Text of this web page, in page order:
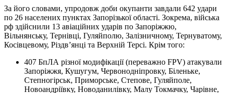
За його словами, упродовж доби окупанти завдали 642 удари
по 26 населених пунктах Запорізької області. Зокрема, війська
рф здійснили 13 авіаційних ударів по Запоріжжю,
Вільнянську, Тернівці, Гуляйполю, Залізничному, Тернуватому,
Косівцевому, Різдв’янці та Верхній Терсі. Крім того:
407 БпЛА різної модифікації (переважно FPV) атакували
Запоріжжя, Кушугум, Червонодніпровку, Біленьке,
Степногірськ, Приморське, Степове, Гуляйполе,
Новоандріївку, Новоданилівку, Малу Токмачку, Чарівне,